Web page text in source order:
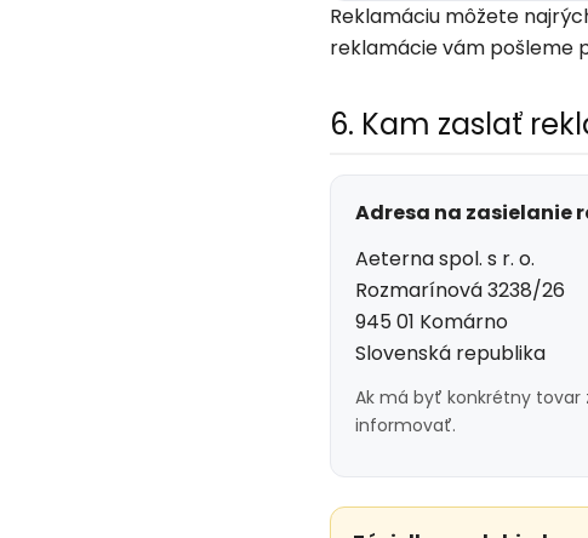
Reklamáciu môžete
reklamácie vám pošleme
6. Kam zaslať
Adresa na zasielanie
Aeterna spol. s r. o.
Rozmarínová 3238/26
945 01 Komárno
Slovenská republika
Ak má byť konkrétny tovar
informovať.